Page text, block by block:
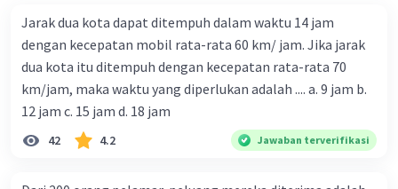
Jarak dua kota dapat ditempuh dalam waktu 14 jam
dengan kecepatan mobil rata-rata 60 km/ jam. Jika jarak
dua kota itu ditempuh dengan kecepatan rata-rata 70
km/jam, maka waktu yang diperlukan adalah .... a. 9 jam b.
12 jam c. 15 jam d. 18 jam
42 4.2 Jawaban terverifikasi